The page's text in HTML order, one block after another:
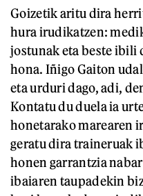
Goizetik aritu dira
hura irudikatzen:
jostunak eta beste ibili
hona. Iñigo Gaiton
eta urduri dago, adi,
Kontatu du duela ia
honetarako marearen
geratu dira traineruak
honen garrantzia
ibaiaren taupadekin